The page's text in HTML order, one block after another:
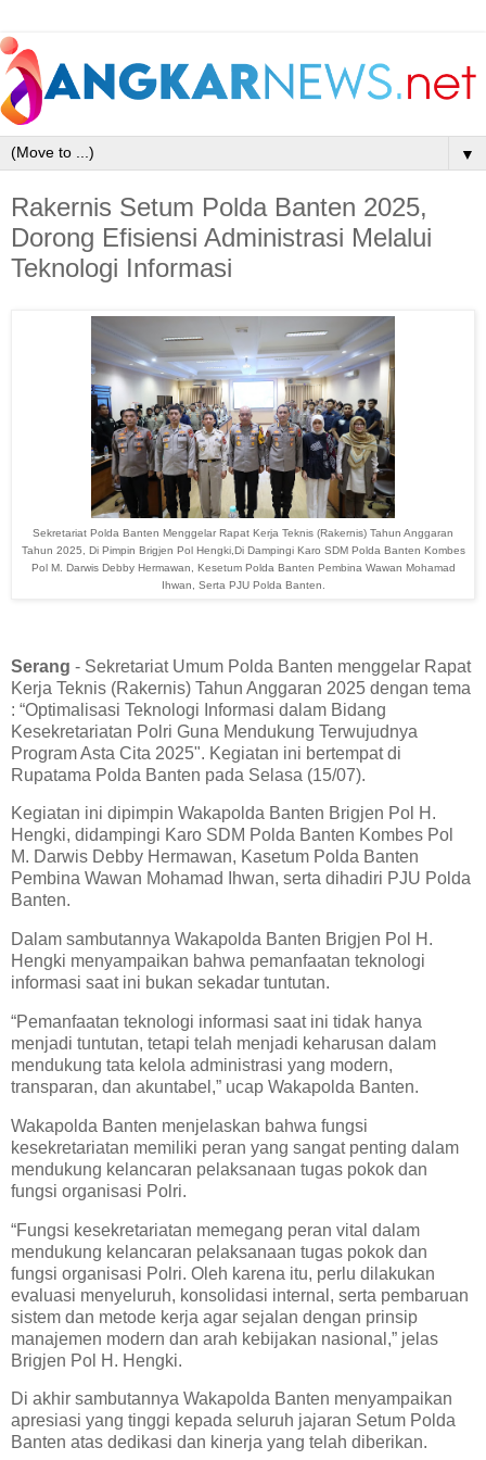
▼
Rakernis Setum Polda Banten 2025,
Dorong Efisiensi Administrasi Melalui
Teknologi Informasi
Sekretariat Polda Banten Menggelar Rapat Kerja Teknis (Rakernis) Tahun Anggaran
Tahun 2025, Di Pimpin Brigjen Pol Hengki,Di Dampingi Karo SDM Polda Banten Kombes
Pol M. Darwis Debby Hermawan, Kesetum Polda Banten Pembina Wawan Mohamad
Ihwan, Serta PJU Polda Banten.
Serang - Sekretariat Umum Polda Banten menggelar Rapat
Kerja Teknis (Rakernis) Tahun Anggaran 2025 dengan tema
: “Optimalisasi Teknologi Informasi dalam Bidang
Kesekretariatan Polri Guna Mendukung Terwujudnya
Program Asta Cita 2025". Kegiatan ini bertempat di
Rupatama Polda Banten pada Selasa (15/07).
Kegiatan ini dipimpin Wakapolda Banten Brigjen Pol H.
Hengki, didampingi Karo SDM Polda Banten Kombes Pol
M. Darwis Debby Hermawan, Kasetum Polda Banten
Pembina Wawan Mohamad Ihwan, serta dihadiri PJU Polda
Banten.
Dalam sambutannya Wakapolda Banten Brigjen Pol H.
Hengki menyampaikan bahwa pemanfaatan teknologi
informasi saat ini bukan sekadar tuntutan.
“Pemanfaatan teknologi informasi saat ini tidak hanya
menjadi tuntutan, tetapi telah menjadi keharusan dalam
mendukung tata kelola administrasi yang modern,
transparan, dan akuntabel,” ucap Wakapolda Banten.
Wakapolda Banten menjelaskan bahwa fungsi
kesekretariatan memiliki peran yang sangat penting dalam
mendukung kelancaran pelaksanaan tugas pokok dan
fungsi organisasi Polri.
“Fungsi kesekretariatan memegang peran vital dalam
mendukung kelancaran pelaksanaan tugas pokok dan
fungsi organisasi Polri. Oleh karena itu, perlu dilakukan
evaluasi menyeluruh, konsolidasi internal, serta pembaruan
sistem dan metode kerja agar sejalan dengan prinsip
manajemen modern dan arah kebijakan nasional,” jelas
Brigjen Pol H. Hengki.
Di akhir sambutannya Wakapolda Banten menyampaikan
apresiasi yang tinggi kepada seluruh jajaran Setum Polda
Banten atas dedikasi dan kinerja yang telah diberikan.